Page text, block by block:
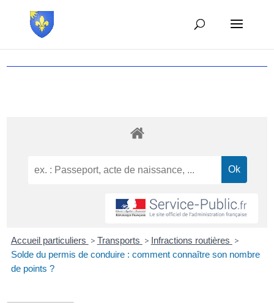
Accueil particuliers > Transports > Infractions routières >
Solde du permis de conduire : comment connaître son nombre
de points ?